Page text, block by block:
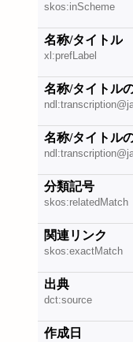
skos:inScheme
名称/タイトル
xl:prefLabel
名称/タイトル
名称/タイトル
分類記号
skos:relatedMatch
関連リンク
skos:exactMatch
出典
dct:source
作成日